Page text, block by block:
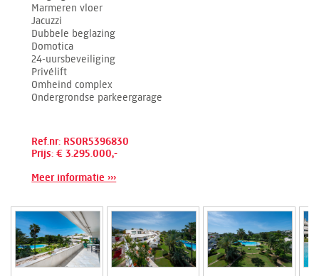
Marmeren vloer
Jacuzzi
Dubbele beglazing
Domotica
24-uursbeveiliging
Privélift
Omheind complex
Ondergrondse parkeergarage
Ref.nr: RSOR5396830
Prijs: € 3.295.000,-
Meer informatie ›››